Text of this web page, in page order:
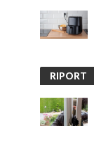
RIPORT